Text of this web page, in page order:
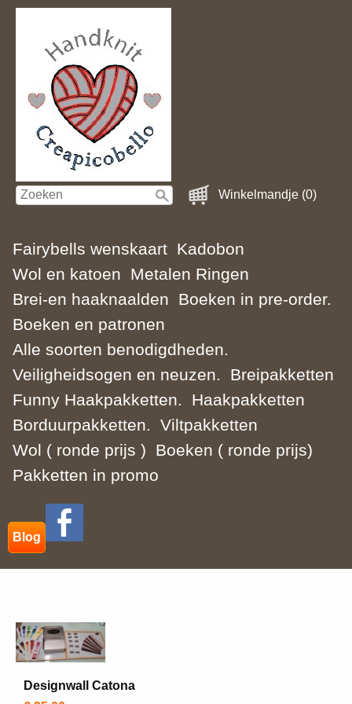
Winkelmandje (0)
Fairybells wenskaart Kadobon
Wol en katoen
Metalen Ringen
Brei-en haaknaalden
Boeken in pre-order.
Boeken en patronen
Alle soorten benodigdheden.
Veiligheidsogen en neuzen.
Breipakketten
Funny Haakpakketten.
Haakpakketten
Borduurpakketten.
Viltpakketten
Wol ( ronde prijs )
Boeken ( ronde prijs)
Pakketten in promo
Blog
Designwall Catona